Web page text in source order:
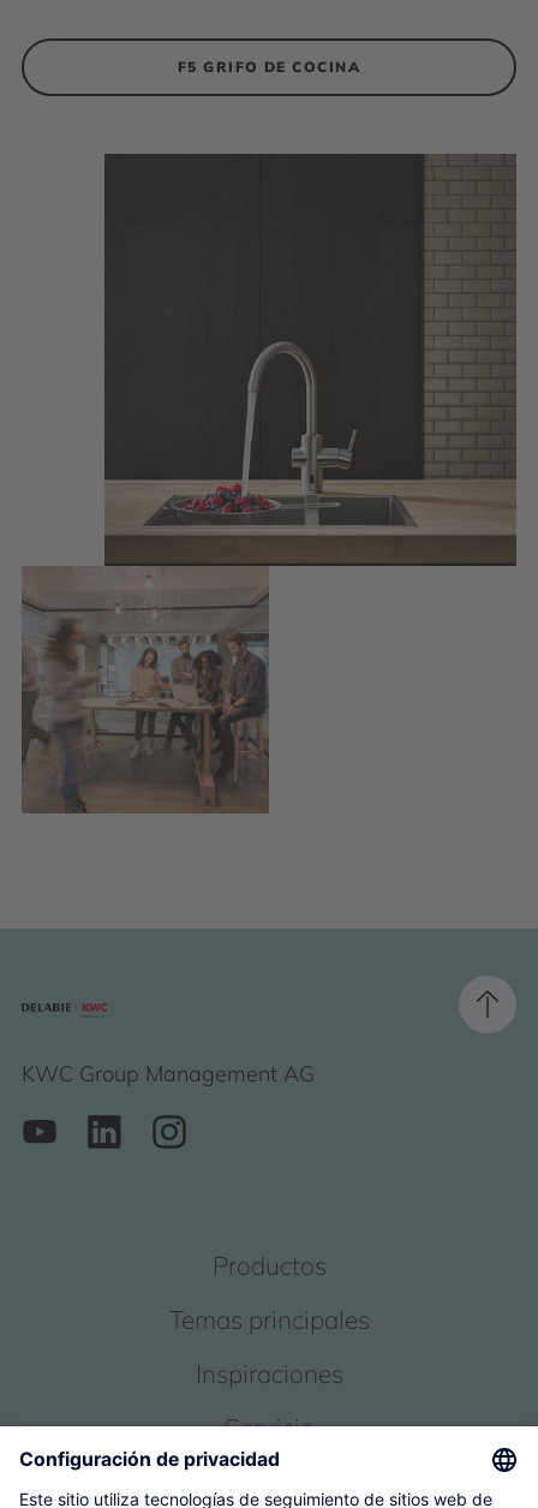
F5 GRIFO DE COCINA
KWC Group Management AG
Productos
Temas principales
Inspiraciones
Servicio
Sobre nosotros